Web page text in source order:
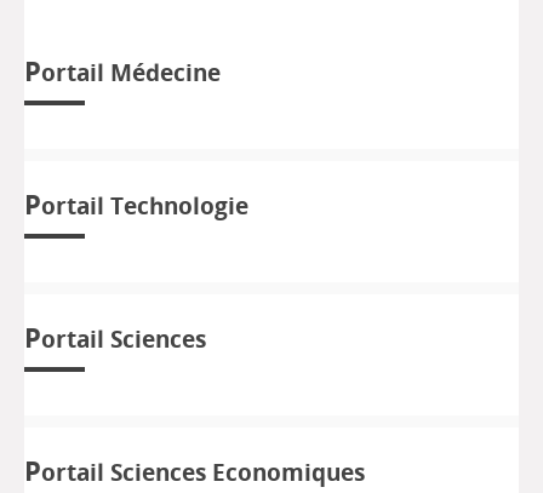
Portail Médecine
Portail Technologie
Portail Sciences
Portail Sciences Economiques